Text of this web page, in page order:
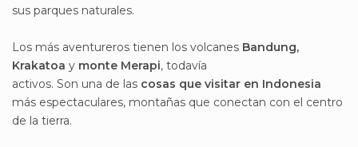
sus parques naturales.
Los más aventureros tienen los volcanes Bandung,
Krakatoa y monte Merapi, todavía
activos. Son una de las cosas que visitar en Indonesia
más espectaculares, montañas que conectan con el centro
de la tierra.